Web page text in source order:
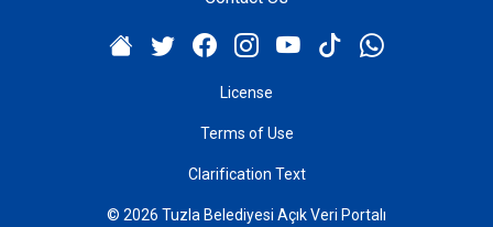
License
Terms of Use
Clarification Text
© 2026 Tuzla Belediyesi Açık Veri Portalı